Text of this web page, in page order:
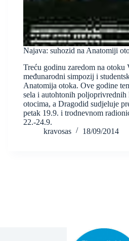
Najava: suhozid na Anatomiji
Treću godinu zaredom na otoku
međunarodni simpozij i
Anatomija otoka. Ove godine
sela i autohtonih poljoprivrednih
otocima, a Dragodid sudjeluje
petak 19.9. i trodnevnom
22.-24.9.
kravosas
18/09/2014